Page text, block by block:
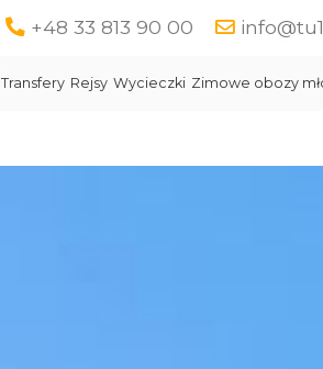
+48 33 813 90 00
Transfery Rejsy Wycieczki Zimowe obozy